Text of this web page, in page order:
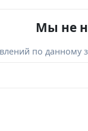
Мы не
по данному